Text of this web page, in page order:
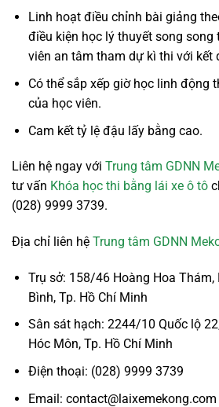
Linh hoạt điều chỉnh bài giảng
điều kiện học lý thuyết song song
viên an tâm tham dự kì thi với kết
Có thể sắp xếp giờ học linh động
của học viên.
Cam kết tỷ lệ đậu lấy bằng cao.
Liên hệ ngay với Trung tâm GDNN
tư vấn Khóa học thi bằng lái xe ô tô
(028) 9999 3739.
Địa chỉ liên hệ Trung tâm GDNN
Trụ sở: 158/46 Hoàng Hoa Thám,
Bình, Tp. Hồ Chí Minh
Sân sát hạch: 2244/10 Quốc lộ
Hóc Môn, Tp. Hồ Chí Minh
Điện thoại: (028) 9999 3739
Email: contact@laixemekong.com